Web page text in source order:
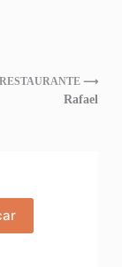
RESTAURANTE ⟶
Rafael